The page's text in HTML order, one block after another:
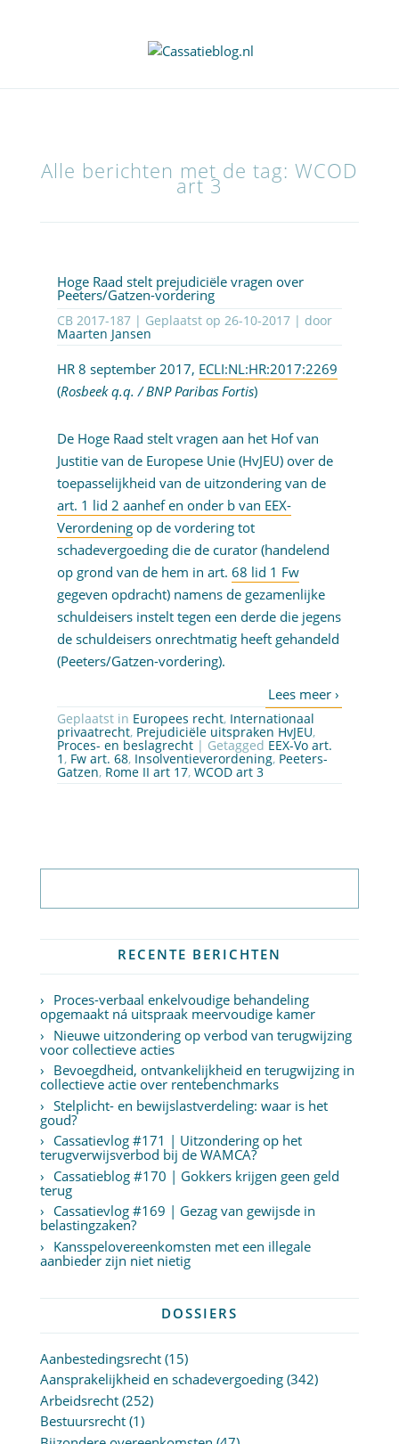
Alle berichten met de tag: WCOD
art 3
Hoge Raad stelt prejudiciële vragen over
Peeters/Gatzen-vordering
CB 2017-187 | Geplaatst op 26-10-2017| door
Maarten Jansen
HR 8 september 2017, ECLI:NL:HR:2017:2269
(Rosbeek q.q. / BNP Paribas Fortis)
De Hoge Raad stelt vragen aan het Hof van
Justitie van de Europese Unie (HvJEU) over de
toepasselijkheid van de uitzondering van de
art. 1 lid 2 aanhef en onder b van EEX-
Verordeningop de vordering tot
schadevergoeding die de curator (handelend
op grond van de hem in art. 68 lid 1 Fw
gegeven opdracht) namens de gezamenlijke
schuldeisers instelt tegen een derde die jegens
de schuldeisers onrechtmatig heeft gehandeld
(Peeters/Gatzen-vordering).
Geplaatst in Europees recht, Internationaal
privaatrecht, Prejudiciële uitspraken HvJEU,
Proces- en beslagrecht | Getagged EEX-Vo art.
1 , Fw art. 68, Insolventieverordening, Peeters-
Gatzen, Rome II art 17, WCOD art 3
RECENTE BERICHTEN
Proces-verbaal enkelvoudige behandeling
opgemaakt ná uitspraak meervoudige kamer
Nieuwe uitzondering op verbod van terugwijzing
voor collectieve acties
Bevoegdheid, ontvankelijkheid en terugwijzing in
collectieve actie over rentebenchmarks
Stelplicht- en bewijslastverdeling: waar is het
goud?
Cassatievlog #171 | Uitzondering op het
terugverwijsverbod bij de WAMCA?
Cassatieblog #170 | Gokkers krijgen geen geld
terug
Cassatievlog #169 | Gezag van gewijsde in
belastingzaken?
Kansspelovereenkomsten met een illegale
aanbieder zijn niet nietig
DOSSIERS
Aanbestedingsrecht(15)
Aansprakelijkheid en schadevergoeding(342)
Arbeidsrecht(252)
Bestuursrecht(1)